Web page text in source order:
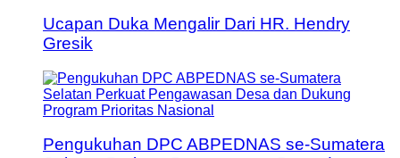
Ucapan Duka Mengalir Dari HR. Hendry
Gresik
Pengukuhan DPC ABPEDNAS se-Sumatera